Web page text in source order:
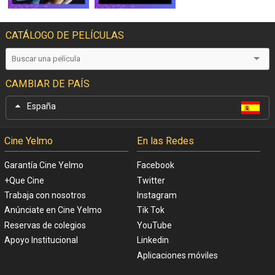
CATÁLOGO DE PELÍCULAS
CAMBIAR DE PAÍS
España
Cine Yelmo
Garantía Cine Yelmo
+Que Cine
Trabaja con nosotros
Anúnciate en Cine Yelmo
Reservas de colegios
Apoyo Institucional
En las Redes
Facebook
Twitter
Instagram
Tik Tok
YouTube
Linkedin
Aplicaciones móviles